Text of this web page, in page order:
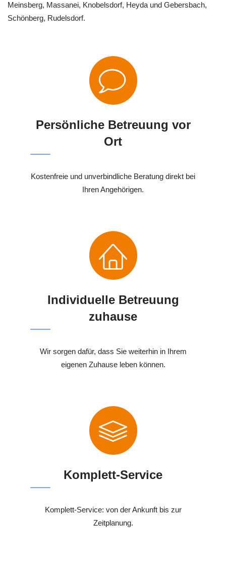
Meinsberg, Massanei, Knobelsdorf, Heyda und Gebersbach,
Schönberg, Rudelsdorf.
Persönliche Betreuung vor
Ort
Kostenfreie und unverbindliche Beratung direkt bei
Ihren Angehörigen.
Individuelle Betreuung
zuhause
Wir sorgen dafür, dass Sie weiterhin in Ihrem
eigenen Zuhause leben können.
Komplett-Service
Komplett-Service: von der Ankunft bis zur
Zeitplanung.